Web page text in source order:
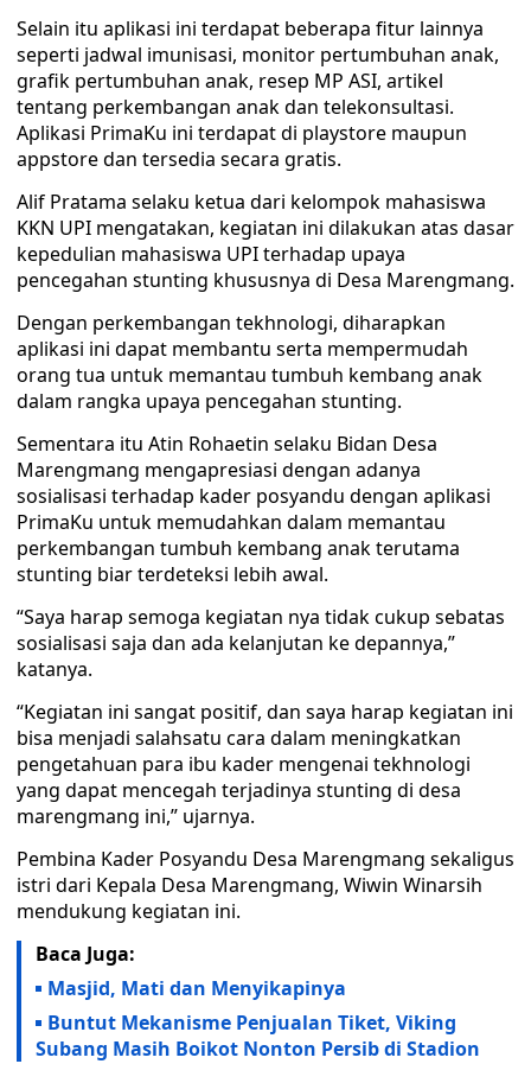
Selain itu aplikasi ini terdapat beberapa fitur lainnya
seperti jadwal imunisasi, monitor pertumbuhan anak,
grafik pertumbuhan anak, resep MP ASI, artikel
tentang perkembangan anak dan telekonsultasi.
Aplikasi PrimaKu ini terdapat di playstore maupun
appstore dan tersedia secara gratis.
Alif Pratama selaku ketua dari kelompok mahasiswa
KKN UPI mengatakan, kegiatan ini dilakukan atas dasar
kepedulian mahasiswa UPI terhadap upaya
pencegahan stunting khususnya di Desa Marengmang.
Dengan perkembangan tekhnologi, diharapkan
aplikasi ini dapat membantu serta mempermudah
orang tua untuk memantau tumbuh kembang anak
dalam rangka upaya pencegahan stunting.
Sementara itu Atin Rohaetin selaku Bidan Desa
Marengmang mengapresiasi dengan adanya
sosialisasi terhadap kader posyandu dengan aplikasi
PrimaKu untuk memudahkan dalam memantau
perkembangan tumbuh kembang anak terutama
stunting biar terdeteksi lebih awal.
“Saya harap semoga kegiatan nya tidak cukup sebatas
sosialisasi saja dan ada kelanjutan ke depannya,”
katanya.
“Kegiatan ini sangat positif, dan saya harap kegiatan ini
bisa menjadi salahsatu cara dalam meningkatkan
pengetahuan para ibu kader mengenai tekhnologi
yang dapat mencegah terjadinya stunting di desa
marengmang ini,” ujarnya.
Pembina Kader Posyandu Desa Marengmang sekaligus
istri dari Kepala Desa Marengmang, Wiwin Winarsih
mendukung kegiatan ini.
Baca Juga:
Masjid, Mati dan Menyikapinya
Buntut Mekanisme Penjualan Tiket, Viking
Subang Masih Boikot Nonton Persib di Stadion